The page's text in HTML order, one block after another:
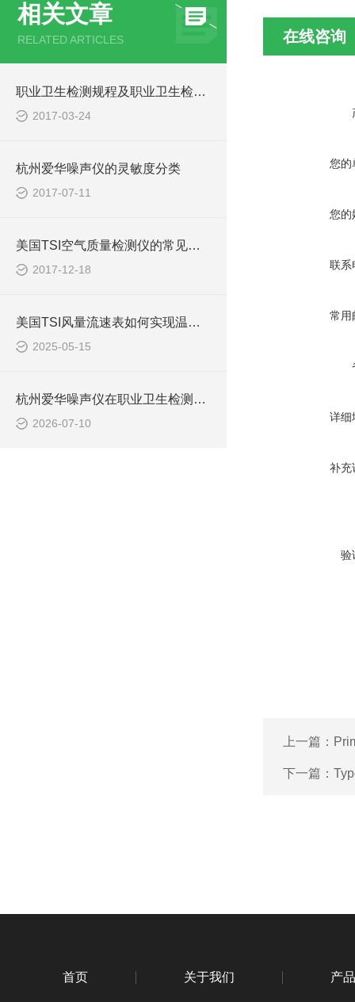
相关文章
RELATED ARTICLES
职业卫生检测规程及职业卫生检测流程及注意要点
2017-03-24
杭州爱华噪声仪的灵敏度分类
2017-07-11
美国TSI空气质量检测仪的常见检测方法
2017-12-18
美国TSI风量流速表如何实现温湿度与风速同步监测
2025-05-15
杭州爱华噪声仪在职业卫生检测中的实战应用
2026-07-10
在线咨询
您的
您的
联系
常用
详细
补充
验
上一篇：
下一篇：
首页 关于我们 产